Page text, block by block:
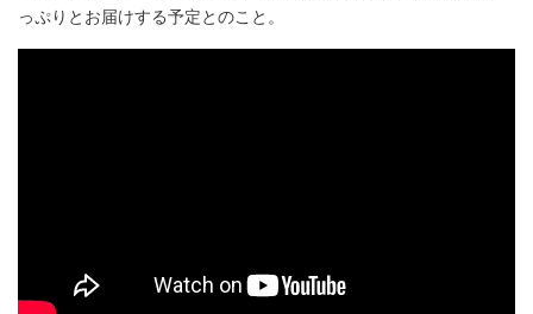
っぷりとお届けする予定とのこと。